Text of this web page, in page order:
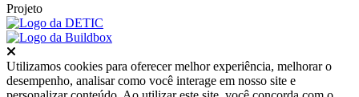
Projeto
Utilizamos cookies para oferecer melhor experiência, melhorar o
desempenho, analisar como você interage em nosso site e